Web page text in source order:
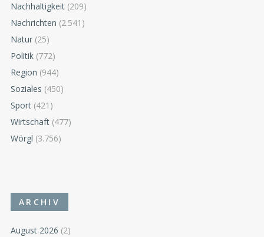
Nachhaltigkeit (209)
Nachrichten (2.541)
Natur (25)
Politik (772)
Region (944)
Soziales (450)
Sport (421)
Wirtschaft (477)
Wörgl (3.756)
ARCHIV
August 2026 (2)